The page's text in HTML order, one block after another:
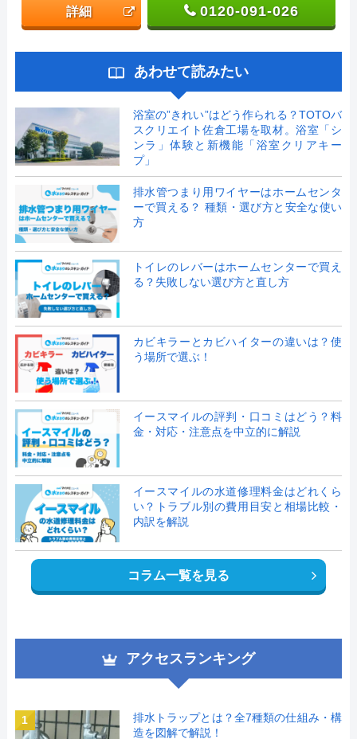
詳細 0120-091-026
あわせて読みたい
浴室の”きれい”はどう作られる？TOTOバ
スクリエイト佐倉工場を取材。浴室「シ
ンラ」体験と新機能「浴室クリアキー
プ」
排水管つまり用ワイヤーはホームセンタ
ーで買える？ 種類・選び方と安全な使い
方
トイレのレバーはホームセンターで買え
る？失敗しない選び方と直し方
カビキラーとカビハイターの違いは？使
う場所で選ぶ！
イースマイルの評判・口コミはどう？料
金・対応・注意点を中立的に解説
イースマイルの水道修理料金はどれくら
い？トラブル別の費用目安と相場比較・
内訳を解説
コラム一覧を見る
アクセスランキング
1
排水トラップとは？全7種類の仕組み・構
造を図解で解説！